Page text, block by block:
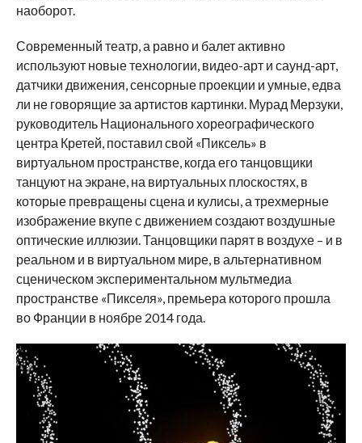
наоборот.
Современный театр, а равно и балет активно
используют новые технологии, видео-арт и саунд-арт,
датчики движения, сенсорные проекции и умные, едва
ли не говорящие за артистов картинки. Мурад Мерзуки,
руководитель Национального хореографического
центра Кретей, поставил свой «Пиксель» в
виртуальном пространстве, когда его танцовщики
танцуют на экране, на виртуальных плоскостях, в
которые превращены сцена и кулисы, а трехмерные
изображение вкупе с движением создают воздушные
оптические иллюзии. Танцовщики парят в воздухе – и в
реальном и в виртуальном мире, в альтернативном
сценическом экспериментальном мультмедиа
пространстве «Пикселя», премьера которого прошла
во Франции в ноябре 2014 года.